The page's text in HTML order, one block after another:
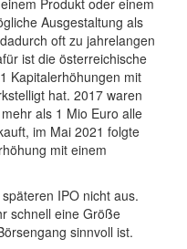
Produkt oder einem
Ausgestaltung als
oft zu jahrelangen
ist die österreichische
Kapitalerhöhungen mit
hat. 2017 waren
als 1 Mio Euro alle
im Mai 2021 folgte
mit einem
IPO nicht aus.
schnell eine Größe
sinnvoll ist.